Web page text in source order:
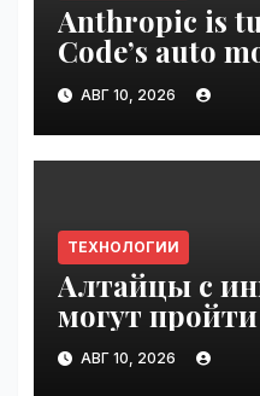
Anthropic is
Code’s auto
default |
АВГ 10, 2026
ТЕХНОЛОГИИ
Алтайцы с
могут
обучающий
VseTime.ru
АВГ 10, 2026